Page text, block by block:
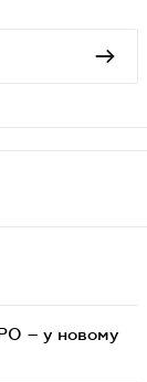
– у новому